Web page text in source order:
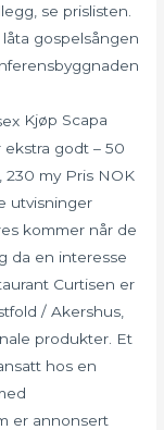
se prislisten.
gospelsången
Kjøp Scapa
ekstra godt – 50
230 my Pris NOK
utvisninger
kommer når de
da en interesse
Curtisen er
/ Akershus,
produkter. Et
hos en
er annonsert